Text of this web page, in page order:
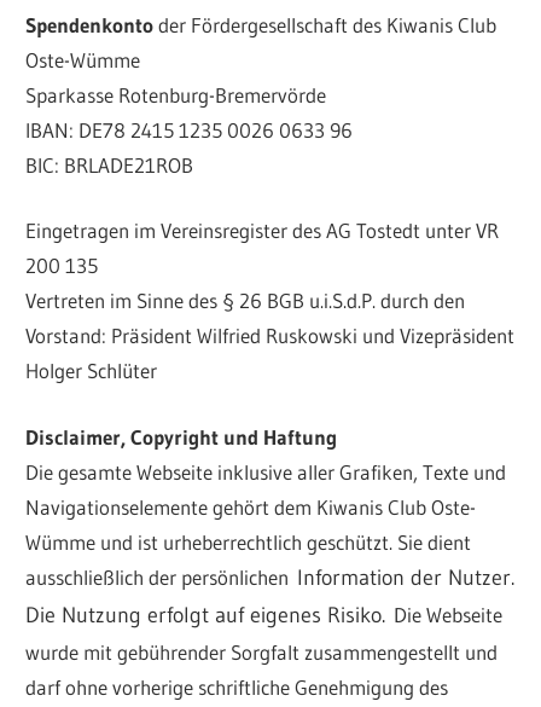
Spendenkontoder Fördergesellschaft des Kiwanis Club
Oste-Wümme
Sparkasse Rotenburg-Bremervörde
IBAN: DE78 2415 1235 0026 0633 96
BIC: BRLADE21ROB
Eingetragen im Vereinsregister des AG Tostedt unter VR
200 135
Vertreten im Sinne des § 26 BGB u.i.S.d.P. durch den
Vorstand: Präsident Wilfried Ruskowski und Vizepräsident
Holger Schlüter
Disclaimer, Copyright und Haftung
Die gesamte Webseite inklusive aller Grafiken, Texte und
Navigationselemente gehört dem Kiwanis Club Oste-
Wümme und ist urheberrechtlich geschützt. Sie dient
ausschließlich der persönlichen Information der Nutzer.
Die Nutzung erfolgt auf eigenes Risiko. Die Webseite
wurde mit gebührender Sorgfalt zusammengestellt und
darf ohne vorherige schriftliche Genehmigung des